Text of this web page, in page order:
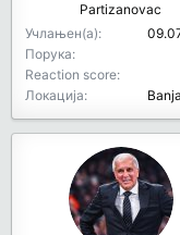
Partizanovac
Учлањен(а)
Порука
Reaction score
Локација